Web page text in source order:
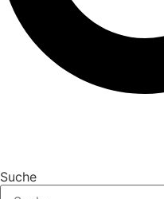
Suche